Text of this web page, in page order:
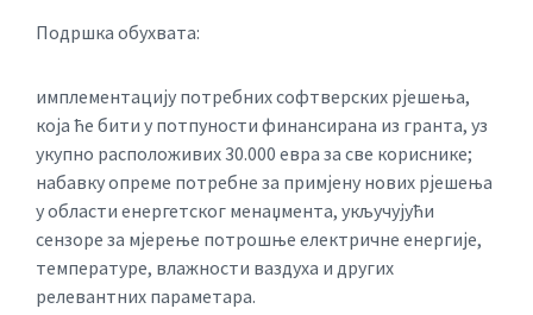
Подршка обухвата:
имплементацију потребних софтверских рјешења,
која ће бити у потпуности финансирана из гранта, уз
укупно расположивих 30.000 евра за све кориснике;
набавку опреме потребне за примјену нових рјешења
у области енергетског менаџмента, укључујући
сензоре за мјерење потрошње електричне енергије,
температуре, влажности ваздуха и других
релевантних параметара.